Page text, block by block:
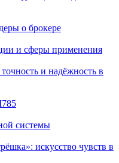
о брокере
и сферы применения
и надёжность в
системы
искусство чувств в